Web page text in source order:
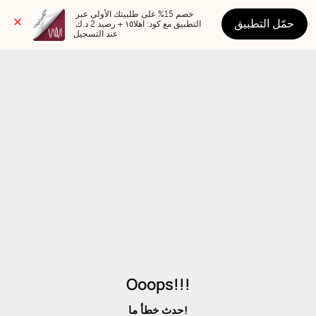
عند التسجيل
حمّل التطبيق
Ooops!!!
حدث خطأ ما!